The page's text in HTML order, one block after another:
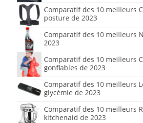
Comparatif des 10 meilleurs
posture de 2023
Comparatif des 10 meilleurs
2023
Comparatif des 10 meilleurs
gonflables de 2023
Comparatif des 10 meilleurs
glycémie de 2023
Comparatif des 10 meilleurs
kitchenaid de 2023